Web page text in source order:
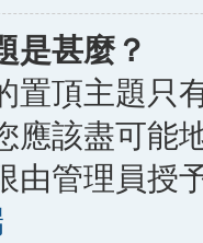
是甚麼？
置頂主題只
應該盡可能
由管理員授予